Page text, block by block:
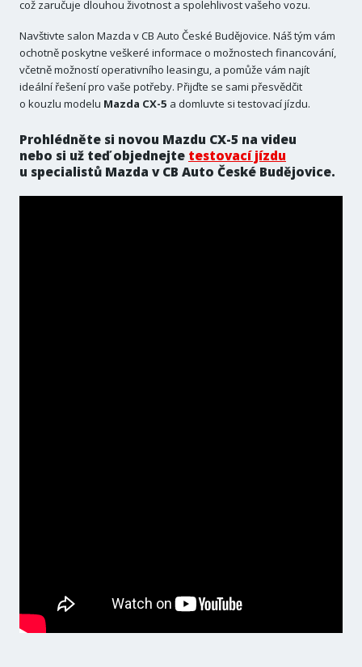
což zaručuje dlouhou životnost a spolehlivost vašeho vozu.
Navštivte salon Mazda v CB Auto České Budějovice. Náš tým vám
ochotně poskytne veškeré informace o možnostech financování,
včetně možností operativního leasingu, a pomůže vám najít
ideální řešení pro vaše potřeby. Přijďte se sami přesvědčit
o kouzlu modelu Mazda CX-5 a domluvte si testovací jízdu.
Prohlédněte si novou Mazdu CX-5 na videu
nebo si už teď objednejte testovací jízdu
u specialistů Mazda v CB Auto České Budějovice.